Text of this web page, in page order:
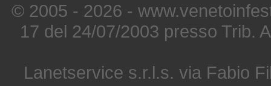
© 2005 - 2026 -
17 del 24/07/2003 presso Trib.
Lanetservice s.r.l.s. via Fabio